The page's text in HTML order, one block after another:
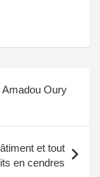
Amadou Oury
et tout
en cendres